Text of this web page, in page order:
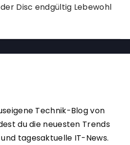
Disc endgültig Lebewohl
Technik-Blog von
du die neuesten Trends
tagesaktuelle IT-News.